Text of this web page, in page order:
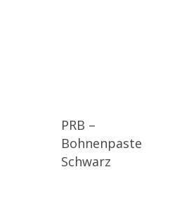
PRB –
Bohnenpaste
Schwarz